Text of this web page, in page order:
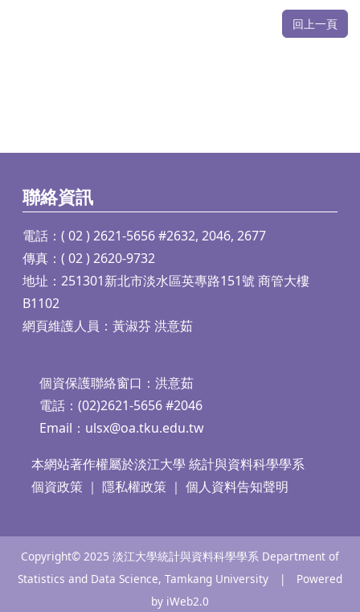
回上一頁
聯絡資訊
電話：( 02 ) 2621-5656 #2632, 2046, 2677
傳真：( 02 ) 2620-9732
地址：251301新北市淡水區英專路151號 商管大樓
B1102
網頁維護人員：黃淑芬 洪意茹
個資保護聯絡窗口：洪意茹
電話：(02)2621-5656 #2046
Email： ulsx@oa.tku.edu.tw
本網站著作權屬於淡江大學 統計與資料科學學系
個資政策｜ 隱私權政策｜ 個人資料告知聲明
Copyright© 2025 淡江大學統計與資料科學學系 Department of
Statistics and Data Science, Tamkang University | Powered
by iWeb2.0